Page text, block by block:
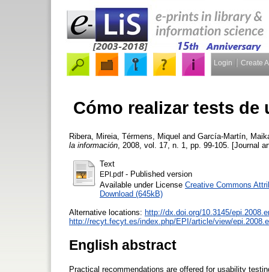
Login Create
Cómo realizar tests
Ribera, Mireia Térmens, Miquel and García-Martín,
la información , 2008, vol. 17, n. 1, pp. 99-105. [Journal
Text
EPI.pdf- Published version
Available under License Creative Commons
Download (645kB)
Alternative locations: http://dx.doi.org/10.3145/
http://recyt.fecyt.es/index.php/EPI/article/view/
English abstract
Practical recommendations are offered for usability